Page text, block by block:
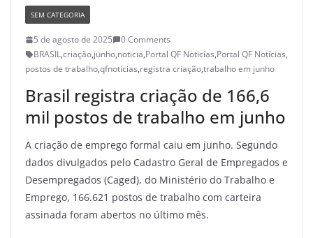
SEM CATEGORIA
5 de agosto de 2025
0 Comments
BRASIL,criação,junho,noticia,Portal QF Noticías,Portal QF Notícias,
postos de trabalho,qfnotícias,registra criação,trabalho em junho
Brasil registra criação de 166,6
mil postos de trabalho em junho
A criação de emprego formal caiu em junho. Segundo
dados divulgados pelo Cadastro Geral de Empregados e
Desempregados (Caged), do Ministério do Trabalho e
Emprego, 166.621 postos de trabalho com carteira
assinada foram abertos no último mês.